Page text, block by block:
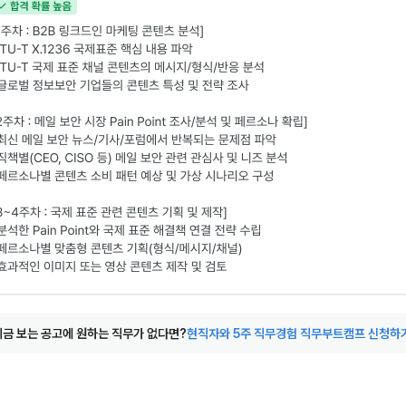
보는 공고에 원하는 직무가 없다면?현직자와 5주 직무경험 직무부트캠프 신청하